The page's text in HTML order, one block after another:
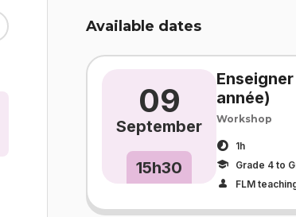
Available dates
09
September
15h30
année)
Workshop
1h
Grade 4 to
FLM